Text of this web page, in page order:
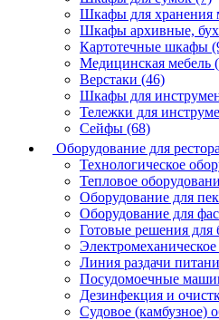
Шкафы для хранения
Шкафы архивные,
Картотечные шкафы
Медицинская мебель
Верстаки (46)
Шкафы для
Тележки для
Сейфы (68)
Оборудование для
Технологическое
Тепловое
Оборудование для
Оборудование для
Готовые решения для
Линия раздачи
Посудомоечные
Дезинфекция и
Судовое (камбузное)